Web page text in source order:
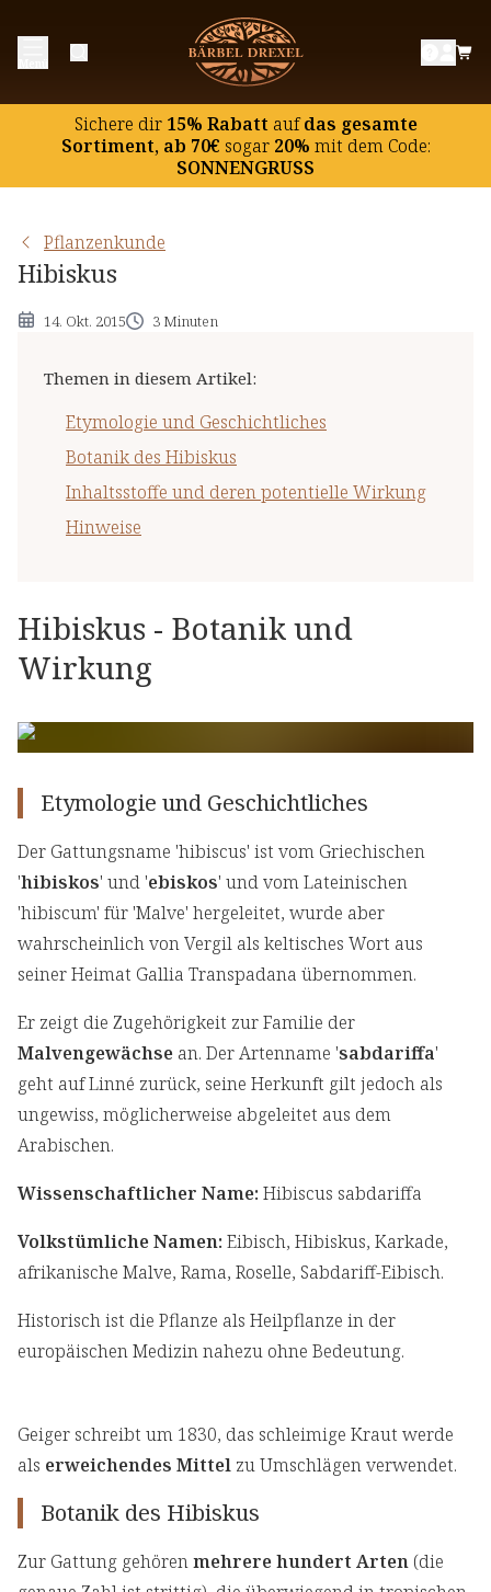
Sichere dir15% Rabatt aufdas gesamte
Sortiment, ab 70€ sogar20% mit dem Code:
SONNENGRUSS
Pflanzenkunde
Hibiskus
14. Okt. 2015 3 Minuten
Themen in diesem Artikel:
Etymologie und Geschichtliches
Botanik des Hibiskus
Inhaltsstoffe und deren potentielle Wirkung
Hinweise
Etymologie und Geschichtliches
Botanik des Hibiskus
Inhaltsstoffe und deren potentielle Wirkung
Hinweise
Hibiskus - Botanik und
Wirkung
Etymologie und Geschichtliches
Der Gattungsname 'hibiscus' ist vom Griechischen
'hibiskos' und 'ebiskos' und vom Lateinischen
'hibiscum' für 'Malve' hergeleitet, wurde aber
wahrscheinlich von Vergil als keltisches Wort aus
seiner Heimat Gallia Transpadana übernommen.
Er zeigt die Zugehörigkeit zur Familie der
Malvengewächse an. Der Artenname 'sabdariffa'
geht auf Linné zurück, seine Herkunft gilt jedoch als
ungewiss, möglicherweise abgeleitet aus dem
Arabischen.
Wissenschaftlicher Name: Hibiscus sabdariffa
Volkstümliche Namen: Eibisch, Hibiskus, Karkade,
afrikanische Malve, Rama, Roselle, Sabdariff-Eibisch.
Historisch ist die Pflanze als Heilpflanze in der
europäischen Medizin nahezu ohne Bedeutung.
Geiger schreibt um 1830, das schleimige Kraut werde
als erweichendes Mittel zu Umschlägen verwendet.
Botanik des Hibiskus
Zur Gattung gehörenmehrere hundert Arten (die